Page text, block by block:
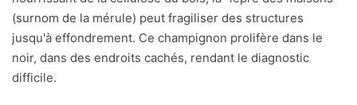
(surnom de la mérule) peut fragiliser des structures
jusqu'à effondrement. Ce champignon prolifère dans le
noir, dans des endroits cachés, rendant le diagnostic
difficile.